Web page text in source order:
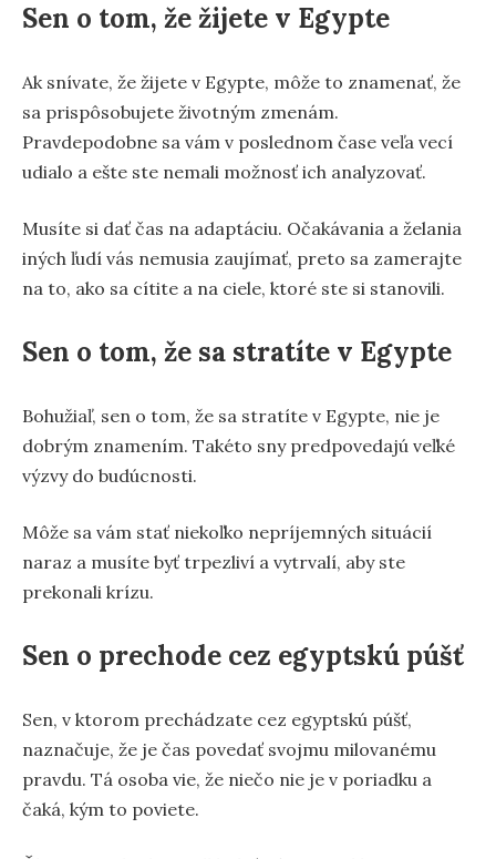
Sen o tom, že žijete v Egypte
Ak snívate, že žijete v Egypte, môže to znamenať, že
sa prispôsobujete životným zmenám.
Pravdepodobne sa vám v poslednom čase veľa vecí
udialo a ešte ste nemali možnosť ich analyzovať.
Musíte si dať čas na adaptáciu. Očakávania a želania
iných ľudí vás nemusia zaujímať, preto sa zamerajte
na to, ako sa cítite a na ciele, ktoré ste si stanovili.
Sen o tom, že sa stratíte v Egypte
Bohužiaľ, sen o tom, že sa stratíte v Egypte, nie je
dobrým znamením. Takéto sny predpovedajú veľké
výzvy do budúcnosti.
Môže sa vám stať niekoľko nepríjemných situácií
naraz a musíte byť trpezliví a vytrvalí, aby ste
prekonali krízu.
Sen o prechode cez egyptskú púšť
Sen, v ktorom prechádzate cez egyptskú púšť,
naznačuje, že je čas povedať svojmu milovanému
pravdu. Tá osoba vie, že niečo nie je v poriadku a
čaká, kým to poviete.